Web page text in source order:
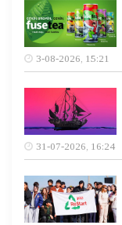
3-08-2026, 15:21
31-07-2026, 16:24